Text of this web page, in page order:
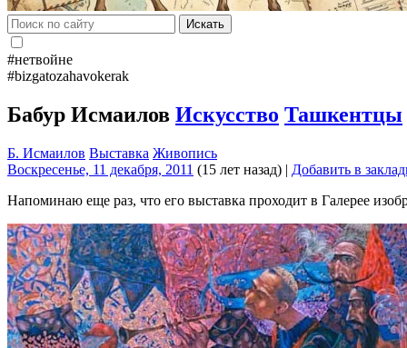
Искать
#нетвойне
#bizgatozahavokerak
Бабур Исмаилов Искусство Ташкентцы
Б. Исмаилов Выставка Живопись
Воскресенье, 11 декабря, 2011 (15 лет назад) | Добавить в
Напоминаю еще раз, что его выставка проходит в Галерее